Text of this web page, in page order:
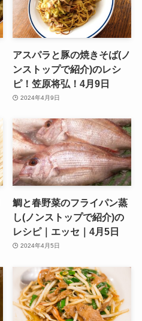
アスパラと豚の焼きそば(ノ
ンストップで紹介)のレシ
ピ！笠原将弘！4月9日
2024年4月9日
鯛と春野菜のフライパン蒸
し(ノンストップで紹介)の
レシピ｜エッセ｜4月5日
2024年4月5日